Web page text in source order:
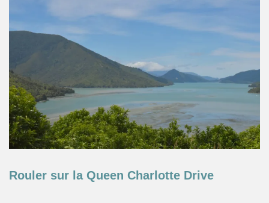
Rouler sur la Queen Charlotte Drive